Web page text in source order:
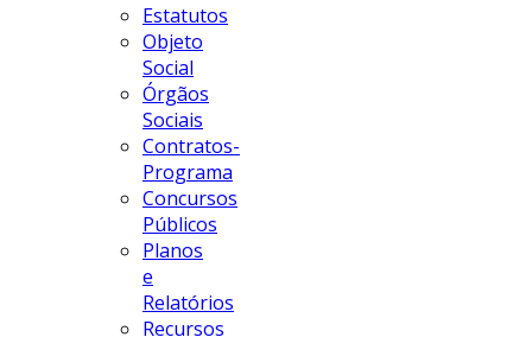
Estatutos
Objeto
Social
Órgãos
Sociais
Contratos-
Programa
Concursos
Públicos
Planos
e
Relatórios
Recursos